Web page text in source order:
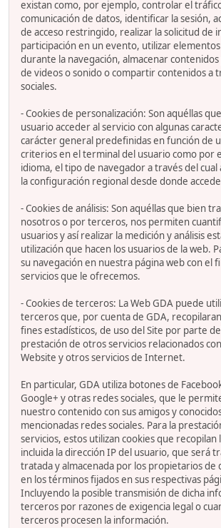
existan como, por ejemplo, controlar el
comunicación de datos, identificar la sesión,
de acceso restringido, realizar la solicitud de
participación en un evento, utilizar
durante la navegación, almacenar
de videos o sonido o compartir contenidos a
sociales.
- Cookies de personalización: Son aquéllas
usuario acceder al servicio con algunas
carácter general predefinidas en función de
criterios en el terminal del usuario como por
idioma, el tipo de navegador a través del cual
la configuración regional desde donde
- Cookies de análisis: Son aquéllas que bien
nosotros o por terceros, nos permiten
usuarios y así realizar la medición y análisis
utilización que hacen los usuarios de la web.
su navegación en nuestra página web con el
servicios que le ofrecemos.
- Cookies de terceros: La Web GDA puede
terceros que, por cuenta de GDA,
fines estadísticos, de uso del Site por parte
prestación de otros servicios relacionados
Website y otros servicios de Internet.
En particular, GDA utiliza botones de
Google+ y otras redes sociales, que le
nuestro contenido con sus amigos y
mencionadas redes sociales. Para la
servicios, estos utilizan cookies que recopilan
incluida la dirección IP del usuario, que será
tratada y almacenada por los propietarios de
en los términos fijados en sus respectivas
Incluyendo la posible transmisión de dicha
terceros por razones de exigencia legal o
terceros procesen la información.